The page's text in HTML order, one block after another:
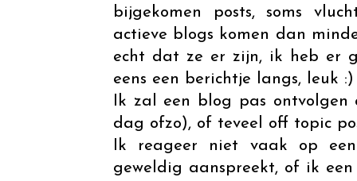
bijgekomen posts, soms
actieve blogs komen dan
echt dat ze er zijn, ik heb er
eens een berichtje langs, leuk :)
Ik zal een blog pas
dag ofzo), of teveel off topic
Ik reageer niet vaak op
geweldig aanspreekt, of ik